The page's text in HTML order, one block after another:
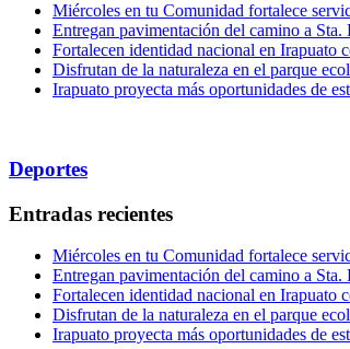
Miércoles en tu Comunidad fortalece
Entregan pavimentación del camino a Sta.
Fortalecen identidad nacional en Irapuato
Disfrutan de la naturaleza en el parque
Irapuato proyecta más oportunidades de
Deportes
Entradas recientes
Miércoles en tu Comunidad fortalece
Entregan pavimentación del camino a Sta.
Fortalecen identidad nacional en Irapuato
Disfrutan de la naturaleza en el parque
Irapuato proyecta más oportunidades de